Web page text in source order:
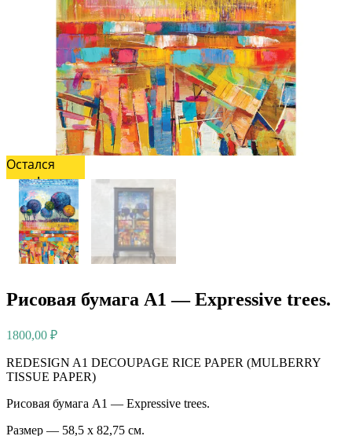
Остался
один!
Рисовая бумага А1 — Expressive trees.
1800,00 ₽
REDESIGN A1 DECOUPAGE RICE PAPER (MULBERRY
TISSUE PAPER)
Рисовая бумага А1 — Expressive trees.
Размер — 58,5 х 82,75 см.